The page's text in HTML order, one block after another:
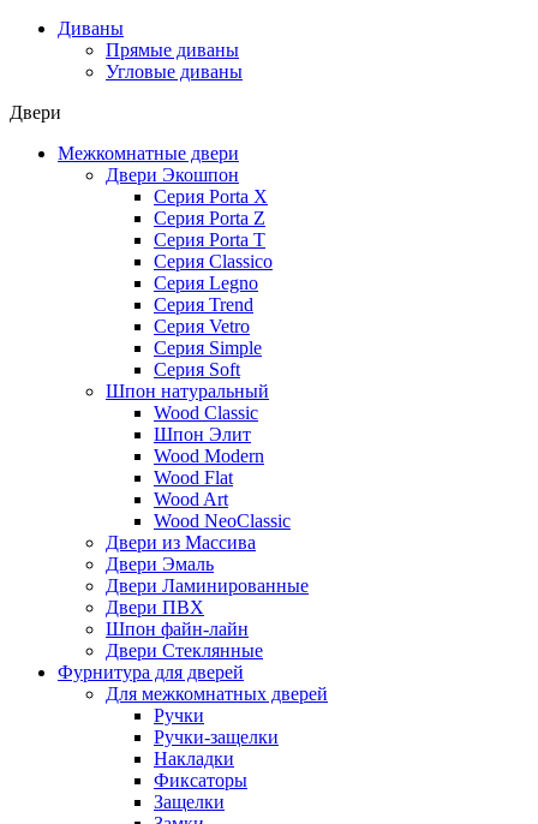
Диваны
Прямые диваны
Угловые диваны
Двери
Межкомнатные двери
Двери Экошпон
Серия Porta X
Серия Porta Z
Серия Porta T
Серия Classico
Серия Legno
Серия Trend
Серия Vetro
Серия Simple
Серия Soft
Шпон натуральный
Wood Classic
Шпон Элит
Wood Modern
Wood Flat
Wood Art
Wood NeoClassic
Двери из Массива
Двери Эмаль
Двери Ламинированные
Двери ПВХ
Шпон файн-лайн
Двери Стеклянные
Фурнитура для дверей
Для межкомнатных дверей
Ручки
Ручки-защелки
Накладки
Фиксаторы
Защелки